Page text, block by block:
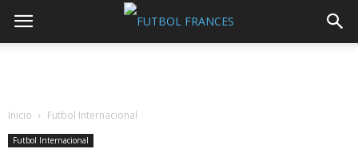
Inicio Futbol Internacional
Futbol Internacional